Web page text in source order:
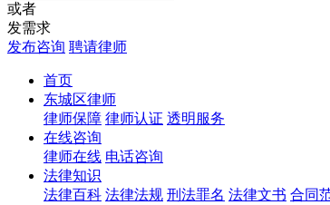
或者
发需求
发布咨询 聘请律师
首页
东城区律师
律师保障 律师认证 透明服务
在线咨询
律师在线 电话咨询
法律知识
法律百科 法律法规 刑法罪名 法律文书 合同